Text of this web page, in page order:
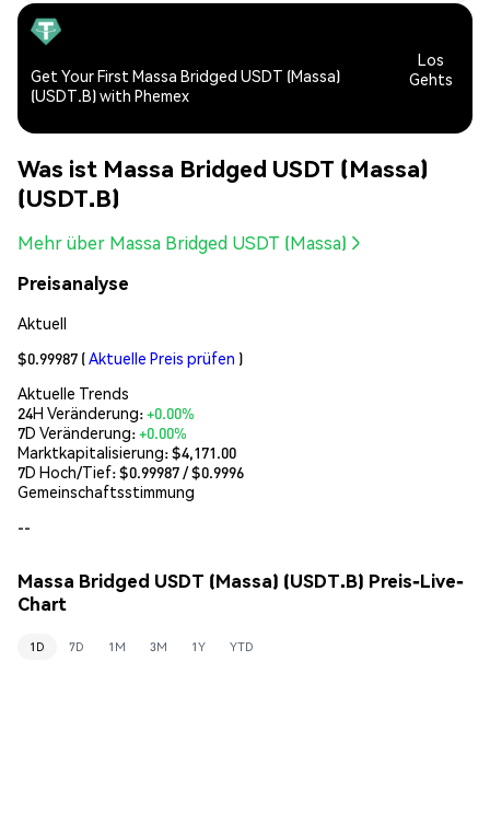
Get Your First Massa Bridged USDT (Massa)
(USDT.B) with Phemex
Los
Gehts
Was ist Massa Bridged USDT (Massa)
(USDT.B)
Mehr über Massa Bridged USDT (Massa)
Preisanalyse
Aktuell
$0.99987 (Aktuelle Preis prüfen )
Aktuelle Trends
24H Veränderung:+0.00%
7D Veränderung:+0.00%
Marktkapitalisierung:$4,171.00
7D Hoch/Tief: $0.99987/ $0.9996
Gemeinschaftsstimmung
--
Massa Bridged USDT (Massa) (USDT.B) Preis-Live-
Chart
1D 7D 1M 3M 1Y YTD